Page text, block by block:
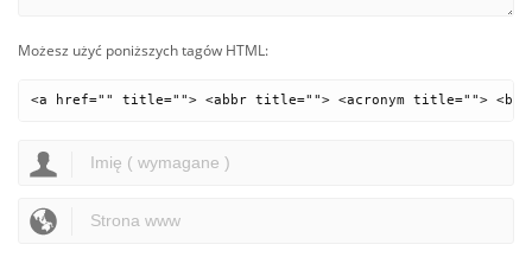
Możesz użyć poniższych tagów HTML:
<a href="" title=""> <abbr title=""> <acronym title=""> <b>